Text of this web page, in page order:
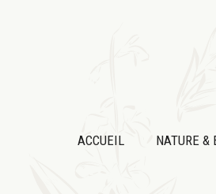
ACCUEIL NATURE &